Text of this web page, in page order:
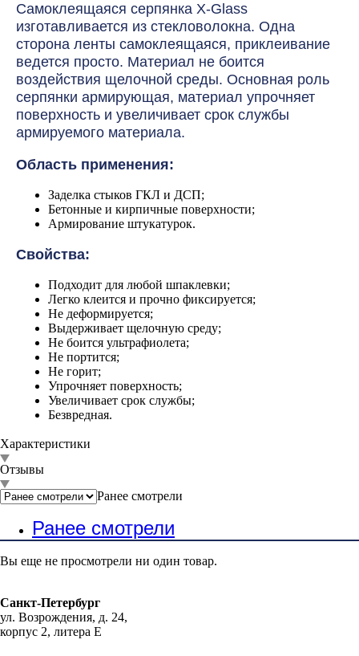
Самоклеящаяся серпянка X-Glass
изготавливается из стекловолокна. Одна
сторона ленты самоклеящаяся, приклеивание
ведется просто. Материал не боится
воздействия щелочной среды. Основная роль
серпянки армирующая, материал упрочняет
поверхность и увеличивает срок службы
армируемого материала.
Область применения:
Заделка стыков ГКЛ и ДСП;
Бетонные и кирпичные поверхности;
Армирование штукатурок.
Свойства:
Подходит для любой шпаклевки;
Легко клеится и прочно фиксируется;
Не деформируется;
Выдерживает щелочную среду;
Не боится ультрафиолета;
Не портится;
Не горит;
Упрочняет поверхность;
Увеличивает срок службы;
Безвредная.
Характеристики
Отзывы
Ранее смотрели
Ранее смотрели
Вы еще не просмотрели ни один товар.
Санкт-Петербург
ул. Возрождения, д. 24,
корпус 2, литера Е